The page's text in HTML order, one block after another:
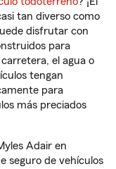
tan diverso como
disfrutar con
para
el agua o
tengan
para
más preciados
Adair en
seguro de vehículos